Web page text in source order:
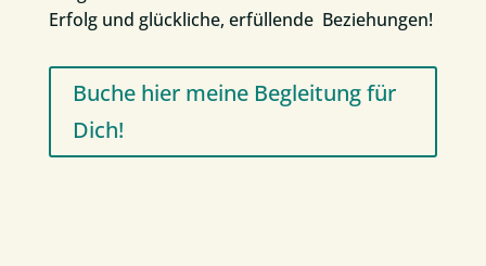
Erfolg und glückliche, erfüllende Beziehungen!
Buche hier meine Begleitung für
Dich!